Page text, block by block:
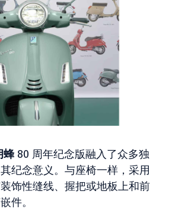
蜂80 周年纪念版融入了众多独
纪念意义。与座椅一样，采用
饰性缝线、握把或地板上和前
件。